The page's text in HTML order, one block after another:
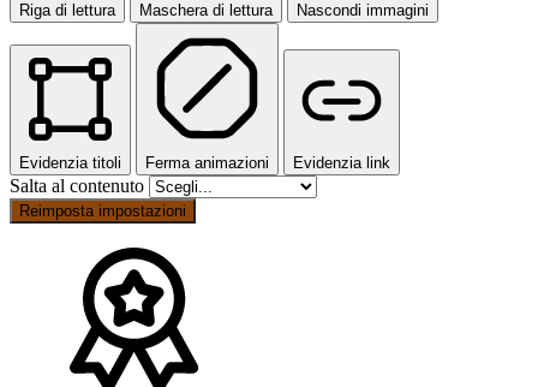
Riga di lettura Maschera di lettura Nascondi immagini
Evidenzia titoli Ferma animazioni Evidenzia link
Salta al contenuto
Reimposta impostazioni